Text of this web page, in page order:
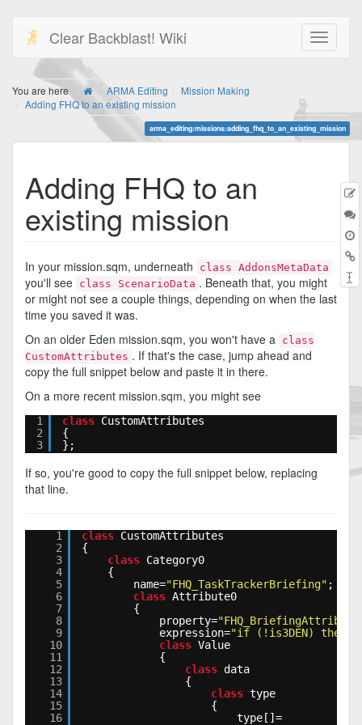
Clear Backblast! Wiki
You are here ARMA Editing
Mission Making
Adding FHQ to an existing mission
arma_editing:missions:adding_fhq_to_an_existing_mission
Adding FHQ to an
existing mission
In your mission.sqm, underneath class AddonsMetaData
you'll see class ScenarioData . Beneath that, you might
or might not see a couple things, depending on when the last
time you saved it was.
On an older Eden mission.sqm, you won't have a class
CustomAttributes . If that's the case, jump ahead and
copy the full snippet below and paste it in there.
On a more recent mission.sqm, you might see
1
2
3
class CustomAttributes
{
};
If so, you're good to copy the full snippet below, replacing
that line.
1
2
3
4
5
6
7
8
9
10
11
12
13
14
15
16
class CustomAttributes
{
class Category0
{
name="FHQ_TaskTrackerBriefing" ;
class Attribute0
{
property=
expression="if (!is3DEN) then
class Value
{
class data
{
class type
{
type[]=